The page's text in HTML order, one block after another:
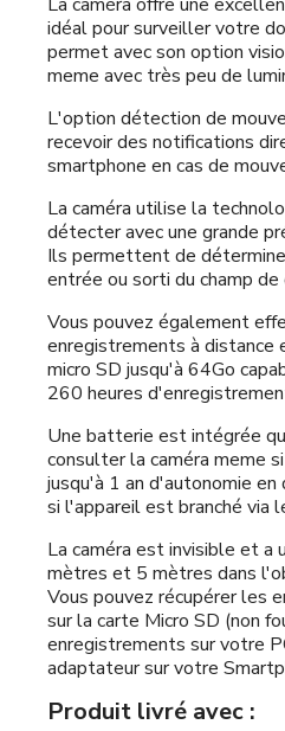
idéal pour surveiller votre
permet avec son option
meme avec très peu de
L'option détection de
recevoir des notifications
smartphone en cas de
La caméra utilise la
détecter avec une grande
Ils permettent de
entrée ou sorti du champ
Vous pouvez également
enregistrements à distance
micro SD jusqu'à 64Go
260 heures
Une batterie est intégrée
consulter la caméra meme
jusqu'à 1 an d'autonomie
si l'appareil est branché via
La caméra est invisible et a
mètres et 5 mètres dans
Vous pouvez récupérer les
sur la carte Micro SD (non
enregistrements sur votre
adaptateur sur votre
Produit livré avec :